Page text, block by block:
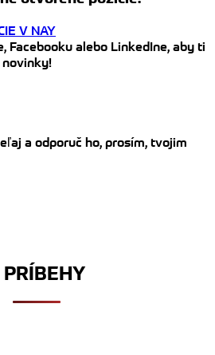
V NAY
Facebooku alebo LinkedIne, aby ti
novinky!
a odporuč ho, prosím, tvojim